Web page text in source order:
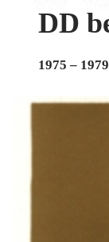
DD
1975 – 1979